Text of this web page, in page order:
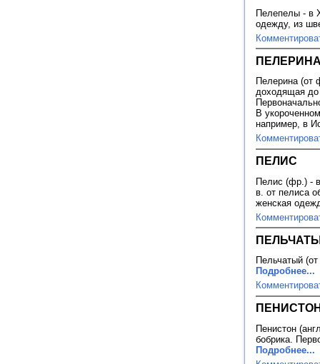
Пелепелы - в
одежду, из
Пелерина (от
доходящая до
В
например, в
ПЕЛИС
Пелис (фр.) -
в. от пелиса
женская
Пельчатый
Подробнее...
Пенистон
бобрика.
Подробнее...